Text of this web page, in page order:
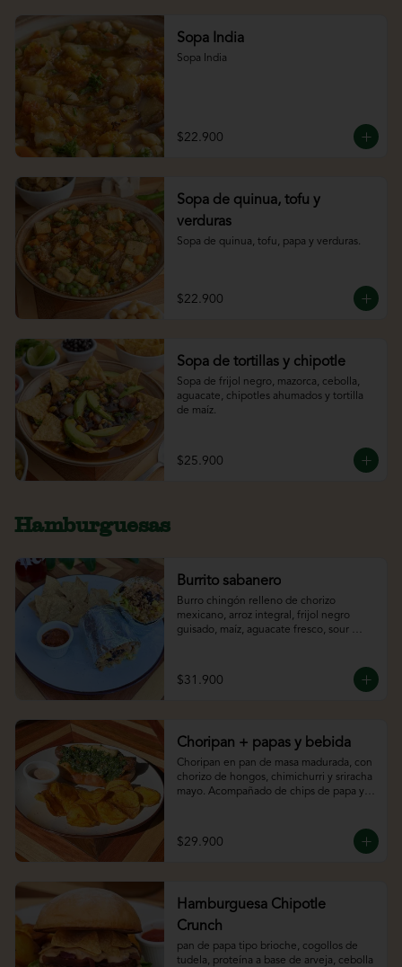
Sopa India
Sopa India
$22.900
Sopa de quinua, tofu y
verduras
Sopa de quinua, tofu, papa y verduras.
$22.900
Sopa de tortillas y chipotle
Sopa de frijol negro, mazorca, cebolla,
aguacate, chipotles ahumados y tortilla
de maíz.
$25.900
Hamburguesas
Burrito sabanero
Burro chingón relleno de chorizo
mexicano, arroz integral, frijol negro
guisado, maíz, aguacate fresco, sour
$31.900
Choripan + papas y bebida
Choripan en pan de masa madurada, con
chorizo de hongos, chimichurri y sriracha
mayo. Acompañado de chips de papa y
$29.900
Hamburguesa Chipotle
Crunch
pan de papa tipo brioche, cogollos de
tudela, proteína a base de arveja, cebolla